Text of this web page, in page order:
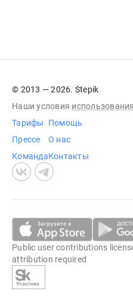
© 2013 — 2026. Stepik
Наши условия использования
Тарифы
Прессе
Команда
Помощь
О нас
Контакты
Public user contributions
attribution required